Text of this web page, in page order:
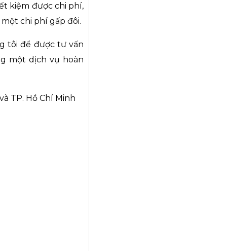
kiệm được chi phí,
chi phí gấp đôi.
tôi để được tư vấn
một dịch vụ hoàn
TP. Hồ Chí Minh